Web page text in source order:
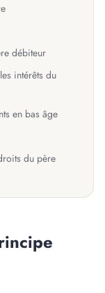
débiteur
intérêts du
en bas âge
du père